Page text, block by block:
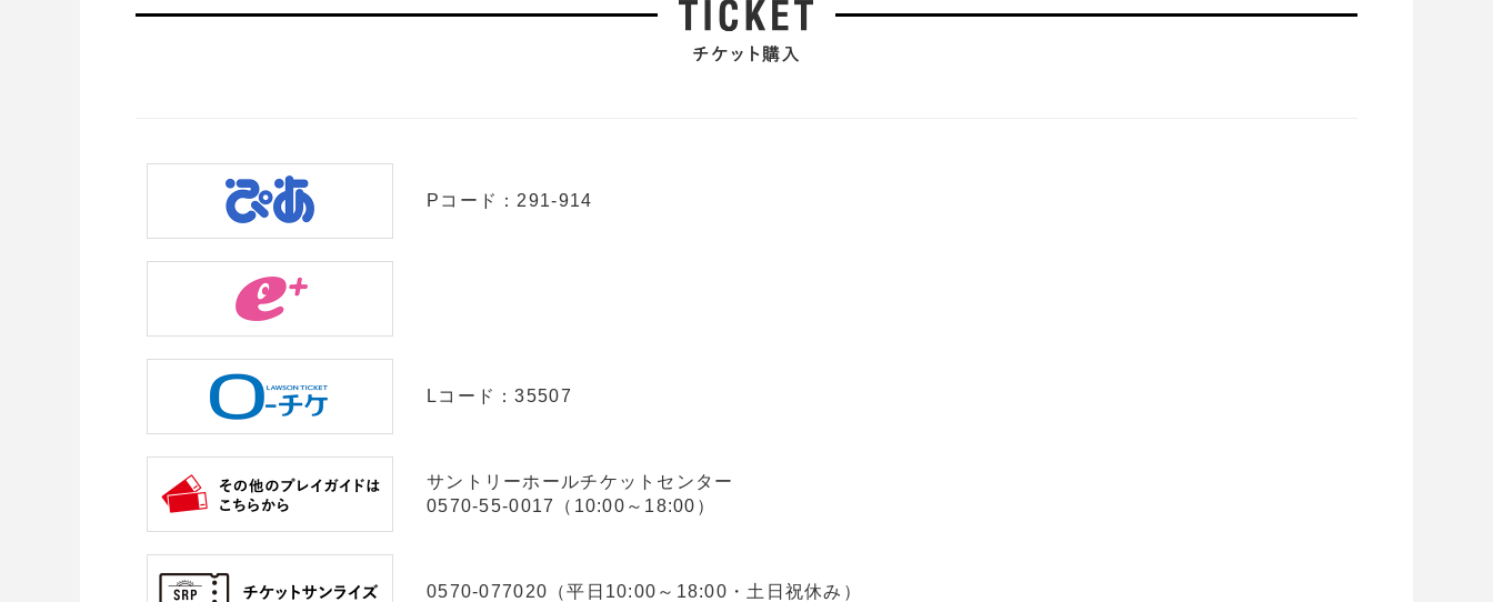
Pコード：291-914
Lコード：35507
サントリーホールチケットセンター
0570-55-0017（10:00～18:00）
0570-077020（平日10:00～18:00・土日祝休み）